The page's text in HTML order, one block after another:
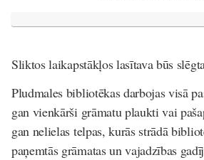
Sliktos laikapstākļos lasītava būs
Pludmales bibliotēkas darbojas visā
gan vienkārši grāmatu plaukti vai
gan nelielas telpas, kurās strādā
paņemtās grāmatas un vajadzības